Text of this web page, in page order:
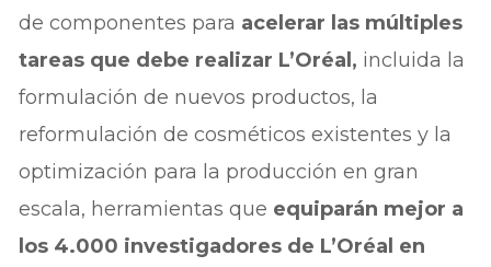
de componentes para acelerar las múltiples
tareas que debe realizar L’Oréal, incluida la
formulación de nuevos productos, la
reformulación de cosméticos existentes y la
optimización para la producción en gran
escala, herramientas que equiparán mejor a
los 4.000 investigadores de L’Oréal en